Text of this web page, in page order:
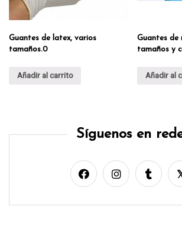
Guantes de latex, varios
tamaños.0
Añadir al carrito
Guantes de
tamaños y
Añadir al
Síguenos en